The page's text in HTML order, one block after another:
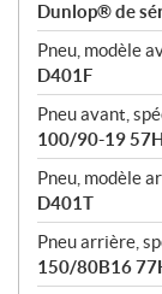
Dunlop® de
Pneu, modèle
D401F
Pneu avant,
100/90-19
Pneu, modèle
D401T
Pneu arrière,
150/80B16